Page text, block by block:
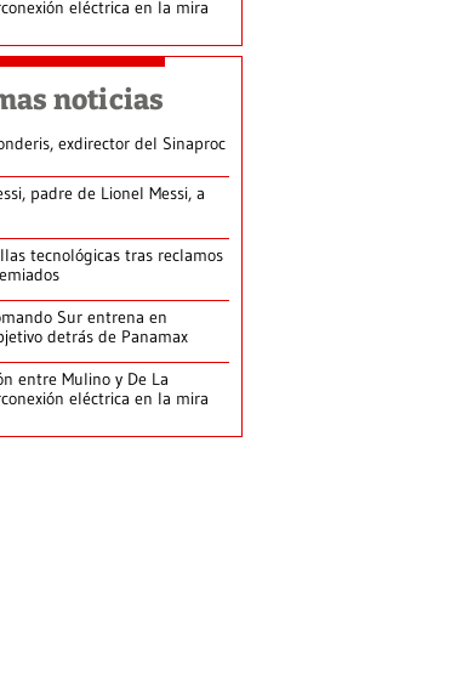
eléctrica en la mira
noticias
exdirector del Sinaproc
padre de Lionel Messi, a
tecnológicas tras reclamos
Sur entrena en
detrás de Panamax
entre Mulino y De La
eléctrica en la mira